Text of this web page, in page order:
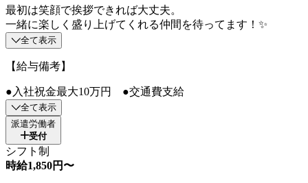
最初は笑顔で挨拶できれば大丈夫。
一緒に楽しく盛り上げてくれる仲間を待ってます！✨
全て表示
【給与備考】
●入社祝金最大10万円 ●交通費支給
全て表示
派遣労働者
受付
シフト制
時給1,850円〜